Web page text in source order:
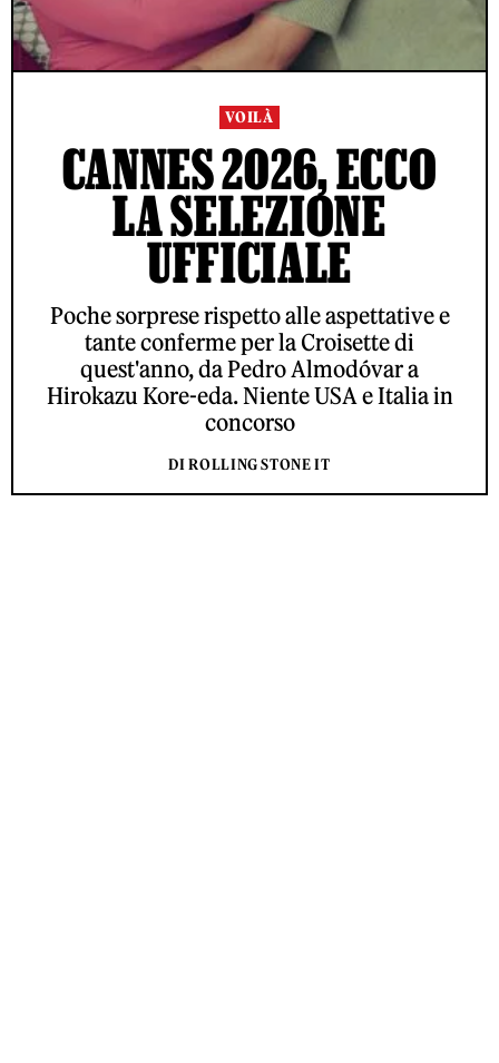
VOILÀ
CANNES 2026, ECCO
LA SELEZIONE
UFFICIALE
Poche sorprese rispetto alle aspettative e
tante conferme per la Croisette di
quest'anno, da Pedro Almodóvar a
Hirokazu Kore-eda. Niente USA e Italia in
concorso
DI ROLLING STONE IT